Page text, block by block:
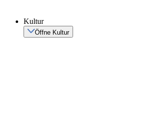
Kultur
Öffne Kultur